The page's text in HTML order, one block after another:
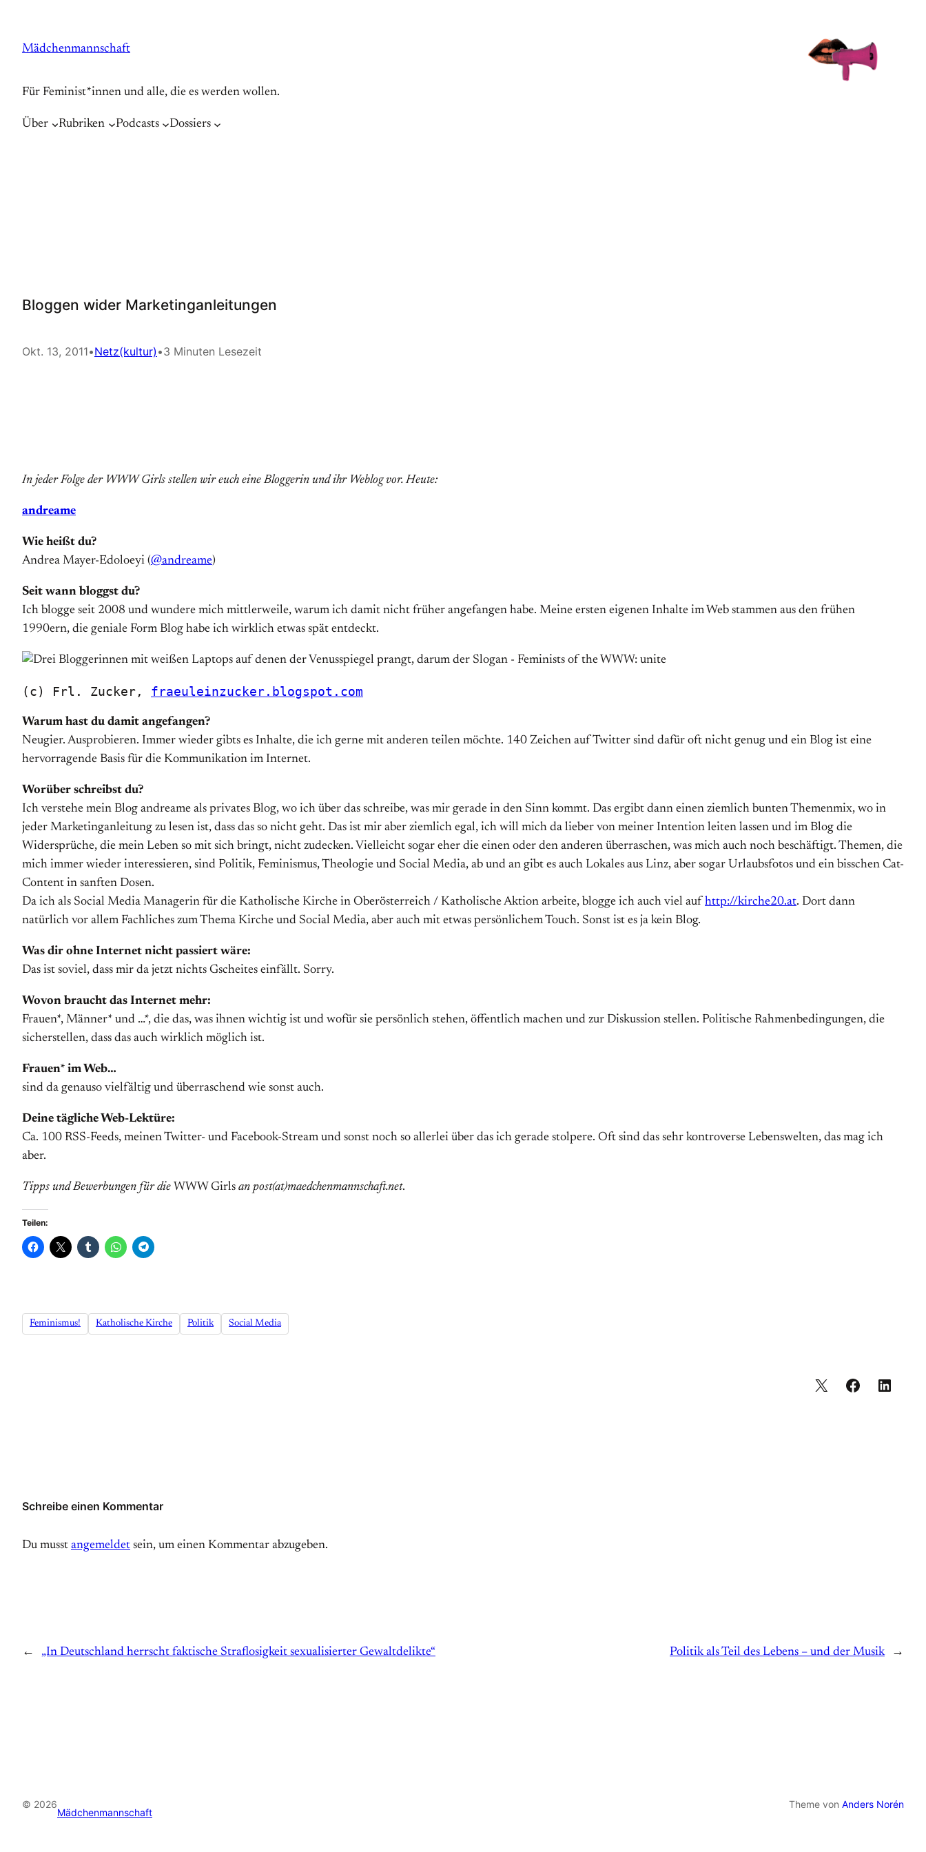
springen
Mädchenmannschaft
Für Feminist*innen und alle, die es werden wollen.
Über Rubriken Podcasts Dossiers
Bloggen wider Marketinganleitungen
Okt. 13, 2011•Netz(kultur) •3 Minuten Lesezeit
In jeder Folge der WWW Girls stellen wir euch eine Bloggerin und ihr Weblog vor. Heute:
andreame
Wie heißt du?
Andrea Mayer-Edoloeyi (@andreame)
Seit wann bloggst du?
Ich blogge seit 2008 und wundere mich mittlerweile, warum ich damit nicht früher angefangen habe. Meine ersten eigenen Inhalte im Web stammen aus den frühen
1990ern, die geniale Form Blog habe ich wirklich etwas spät entdeckt.
(c) Frl. Zucker, fraeuleinzucker.blogspot.com
Warum hast du damit angefangen?
Neugier. Ausprobieren. Immer wieder gibts es Inhalte, die ich gerne mit anderen teilen möchte. 140 Zeichen auf Twitter sind dafür oft nicht genug und ein Blog ist eine
hervorragende Basis für die Kommunikation im Internet.
Worüber schreibst du?
Ich verstehe mein Blog andreame als privates Blog, wo ich über das schreibe, was mir gerade in den Sinn kommt. Das ergibt dann einen ziemlich bunten Themenmix, wo in
jeder Marketinganleitung zu lesen ist, dass das so nicht geht. Das ist mir aber ziemlich egal, ich will mich da lieber von meiner Intention leiten lassen und im Blog die
Widersprüche, die mein Leben so mit sich bringt, nicht zudecken. Vielleicht sogar eher die einen oder den anderen überraschen, was mich auch noch beschäftigt. Themen, die
mich immer wieder interessieren, sind Politik, Feminismus, Theologie und Social Media, ab und an gibt es auch Lokales aus Linz, aber sogar Urlaubsfotos und ein bisschen Cat-
Content in sanften Dosen.
Da ich als Social Media Managerin für die Katholische Kirche in Oberösterreich / Katholische Aktion arbeite, blogge ich auch viel auf http://kirche20.at. Dort dann
natürlich vor allem Fachliches zum Thema Kirche und Social Media, aber auch mit etwas persönlichem Touch. Sonst ist es ja kein Blog.
Was dir ohne Internet nicht passiert wäre:
Das ist soviel, dass mir da jetzt nichts Gscheites einfällt. Sorry.
Wovon braucht das Internet mehr:
Frauen*, Männer* und …*, die das, was ihnen wichtig ist und wofür sie persönlich stehen, öffentlich machen und zur Diskussion stellen. Politische Rahmenbedingungen, die
sicherstellen, dass das auch wirklich möglich ist.
Frauen* im Web…
sind da genauso vielfältig und überraschend wie sonst auch.
Deine tägliche Web-Lektüre:
Ca. 100 RSS-Feeds, meinen Twitter- und Facebook-Stream und sonst noch so allerlei über das ich gerade stolpere. Oft sind das sehr kontroverse Lebenswelten, das mag ich
aber.
Tipps und Bewerbungen für die WWW Girls an post(at)maedchenmannschaft.net.
Teilen:
Feminismus! Katholische Kirche Politik Social Media
Schreibe einen Kommentar
Du musst angemeldet sein, um einen Kommentar abzugeben.
← „In Deutschland herrscht faktische Straflosigkeit sexualisierter Gewaltdelikte“ Politik als Teil des Lebens – und der Musik →
© 2026
Mädchenmannschaft
Theme von Anders Norén